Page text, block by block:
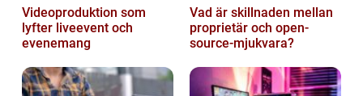
Videoproduktion som
lyfter liveevent och
evenemang
Vad är skillnaden mellan
proprietär och open-
source-mjukvara?